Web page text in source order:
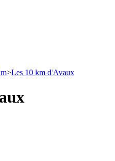
>Les 10 km d'Avaux